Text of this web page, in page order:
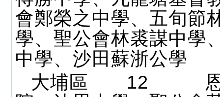
會鄭榮之中學、五旬節
學、聖公會林裘謀中學
中學、沙田蘇浙公學
大埔區 12 恩